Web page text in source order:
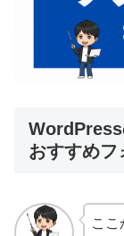
WordPress
おすすめフ
ここ